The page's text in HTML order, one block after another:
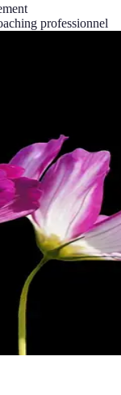
professionnel